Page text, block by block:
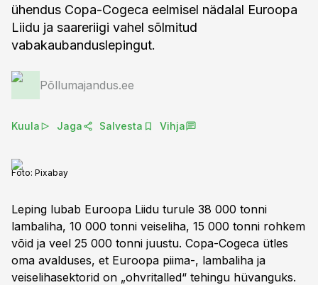
ühendus Copa-Cogeca eelmisel nädalal Euroopa
Liidu ja saareriigi vahel sõlmitud
vabakaubanduslepingut.
Põllumajandus.ee
Kuula Jaga Salvesta Vihja
Foto: Pixabay
Leping lubab Euroopa Liidu turule 38 000 tonni
lambaliha, 10 000 tonni veiseliha, 15 000 tonni rohkem
võid ja veel 25 000 tonni juustu. Copa-Cogeca ütles
oma avalduses, et Euroopa piima-, lambaliha ja
veiselihasektorid on „ohvritalled“ tehingu hüvanguks.